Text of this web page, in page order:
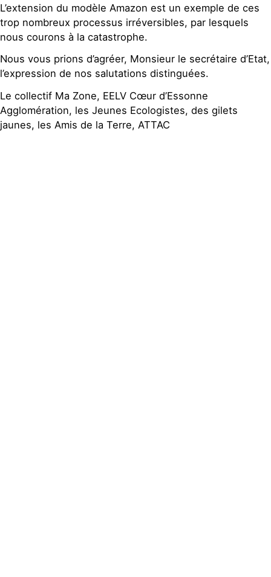
L’extension du modèle Amazon est un exemple de ces
trop nombreux processus irréversibles, par lesquels
nous courons à la catastrophe.
Nous vous prions d’agréer, Monsieur le secrétaire d’Etat,
l’expression de nos salutations distinguées.
Le collectif Ma Zone, EELV Cœur d’Essonne
Agglomération, les Jeunes Ecologistes, des gilets
jaunes, les Amis de la Terre, ATTAC